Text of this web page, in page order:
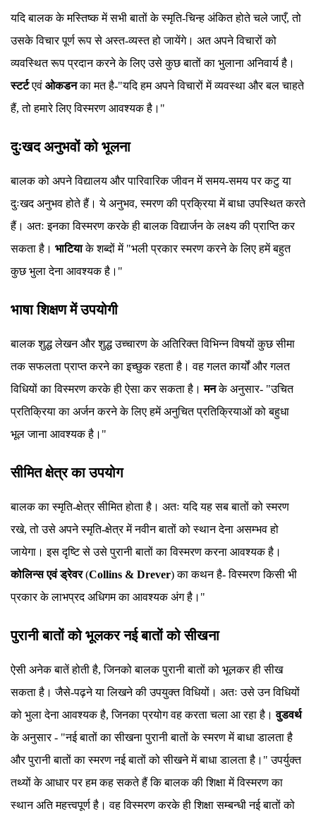
यदि बालक के मस्तिष्क में सभी बातों के स्मृति-चिन्ह अंकित होते चले जाएँ, तो
उसके विचार पूर्ण रूप से अस्त-व्यस्त हो जायेंगे। अत अपने विचारों को
व्यवस्थित रूप प्रदान करने के लिए उसे कुछ बातों का भुलाना अनिवार्य है।
स्टर्टएवं ओकडनका मत है-"यदि हम अपने विचारों में व्यवस्था और बल चाहते
हैं, तो हमारे लिए विस्मरण आवश्यक है।"
दुःखद अनुभवों को भूलना
बालक को अपने विद्यालय और पारिवारिक जीवन में समय-समय पर कटु या
दुःखद अनुभव होते हैं। ये अनुभव, स्मरण की प्रक्रिया में बाधा उपस्थित करते
हैं। अतः इनका विस्मरण करके ही बालक विद्यार्जन के लक्ष्य की प्राप्ति कर
सकता है। भाटियाके शब्दों में "भली प्रकार स्मरण करने के लिए हमें बहुत
कुछ भुला देना आवश्यक है।"
भाषा शिक्षण में उपयोगी
बालक शुद्ध लेखन और शुद्ध उच्चारण के अतिरिक्त विभिन्न विषयों कुछ सीमा
तक सफलता प्राप्त करने का इच्छुक रहता है। वह गलत कार्यों और गलत
विधियों का विस्मरण करके ही ऐसा कर सकता है।मनके अनुसार- "उचित
प्रतिक्रिया का अर्जन करने के लिए हमें अनुचित प्रतिक्रियाओं को बहुधा
भूल जाना आवश्यक है।"
सीमित क्षेत्र का उपयोग
बालक का स्मृति-क्षेत्र सीमित होता है। अतः यदि यह सब बातों को स्मरण
रखे, तो उसे अपने स्मृति-क्षेत्र में नवीन बातों को स्थान देना असम्भव हो
जायेगा। इस दृष्टि से उसे पुरानी बातों का विस्मरण करना आवश्यक है।
कोलिन्स एवं ड्रेवर(Collins & Drever) का कथन है- विस्मरण किसी भी
प्रकार के लाभप्रद अधिगम का आवश्यक अंग है।"
पुरानी बातों को भूलकर नई बातों को सीखना
ऐसी अनेक बातें होती है, जिनको बालक पुरानी बातों को भूलकर ही सीख
सकता है। जैसे-पढ़ने या लिखने की उपयुक्त विधियों। अतः उसे उन विधियों
को भुला देना आवश्यक है, जिनका प्रयोग वह करता चला आ रहा है।वुडवर्थ
के अनुसार - "नई बातों का सीखना पुरानी बातों के स्मरण में बाधा डालता है
और पुरानी बातों का स्मरण नई बातों को सीखने में बाधा डालता है।" उपर्युक्त
तथ्यों के आधार पर हम कह सकते हैं कि बालक की शिक्षा में विस्मरण का
स्थान अति महत्त्वपूर्ण है। वह विस्मरण करके ही शिक्षा सम्बन्धी नई बातों को